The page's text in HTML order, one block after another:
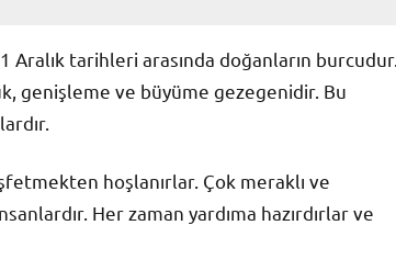
Aralık tarihleri arasında doğanların burcudur.
genişleme ve büyüme gezegenidir. Bu
hoşlanırlar. Çok meraklı ve
Her zaman yardıma hazırdırlar ve